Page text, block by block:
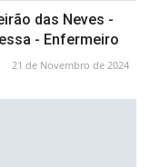
das Neves -
- Enfermeiro
21 de Novembro de 2024